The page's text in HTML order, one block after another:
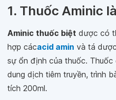
1. Thuốc Aminic
Aminic thuốc biệt dược có
hợp cácacid amin và tá
sự ổn định của thuốc.
dung dịch tiêm truyền, trình
tích 200ml.